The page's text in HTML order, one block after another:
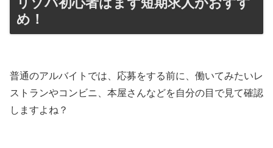
め！
普通のアルバイトでは、応募をする前に、働いてみたいレ
ストランやコンビニ、本屋さんなどを自分の目で見て確認
しますよね？